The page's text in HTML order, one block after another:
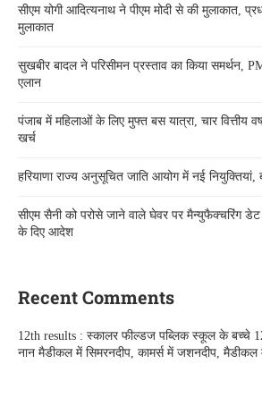
सीएम योगी आदित्यनाथ ने पीएम मोदी से की मुलाकात,
मुलाकात
सुखबीर बादल ने परिसीमन प्रस्ताव का किया समर्थन,
एलान
पंजाब में महिलाओं के लिए मुफ्त बस यात्रा, चार वित्तीय
खर्च
हरियाणा राज्य अनुसूचित जाति आयोग में नई नियुक्तियां,
सीएम सैनी को परोसे जाने वाले घेवर पर मैन्युफैक्चरिंग
के दिए आदेश
Recent Comments
12th results : स्कालर फील्डज पब्लिक स्कूल के बच्चे
नान मैडीकल में सिमरनदीप, कामर्स में जशनदीप,